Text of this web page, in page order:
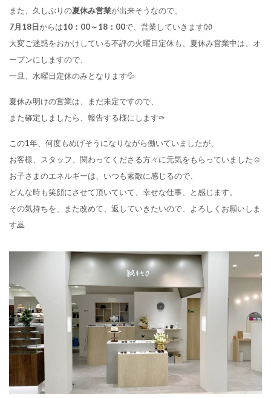
また、久しぶりの夏休み営業が出来そうなので、
7月18日からは10：00～18：00で、営業していきます👐
大変ご迷惑をおかけしている不評の火曜日定休も、夏休み営業中は、オ
ープンにしますので、
一旦、水曜日定休のみとなります💦
夏休み明けの営業は、まだ未定ですので、
また確定しましたら、報告する様にします✑
この1年、何度もめげそうになりながら働いていましたが、
お客様、スタッフ、関わってくださる方々に元気をもらっていました☺
お子さまのエネルギーは、いつも素敵に感じるので、
どんな時も笑顔にさせて頂いていて、幸せな仕事、と感じます。
その気持ちを、また改めて、返していきたいので、よろしくお願いしま
す🙇